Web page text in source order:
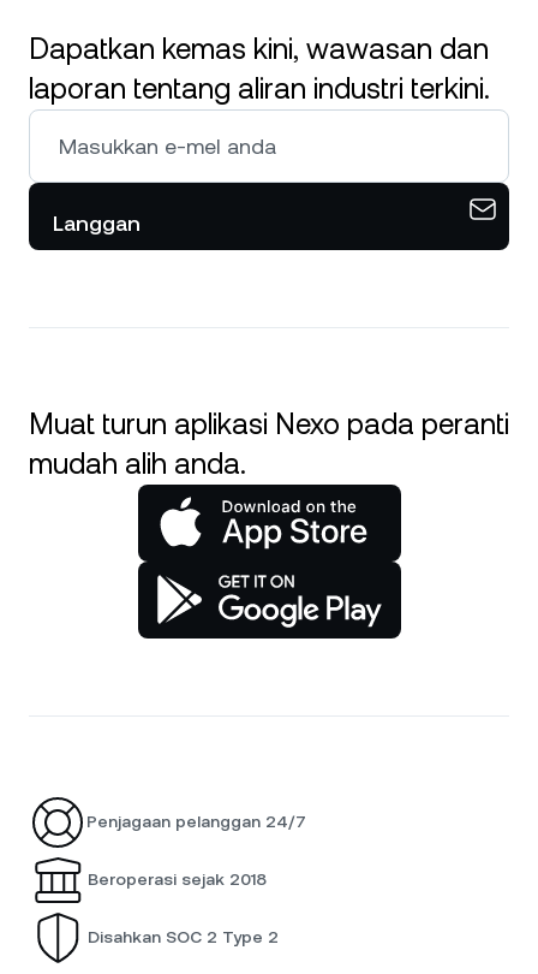
Dapatkan kemas kini, wawasan dan
laporan tentang aliran industri terkini.
Langgan
Muat turun aplikasi Nexo pada peranti
mudah alih anda.
Penjagaan pelanggan 24/7
Beroperasi sejak 2018
Disahkan SOC 2 Type 2